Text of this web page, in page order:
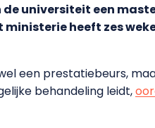
de universiteit een
heeft zes
een prestatiebeurs,
behandeling leidt,